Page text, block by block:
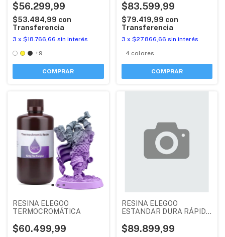
$56.299,99
$53.484,99 con
Transferencia
3 x $18.766,66 sin interés
+9
COMPRAR
$83.599,99
$79.419,99 con
Transferencia
3 x $27.866,66 sin interés
4 colores
COMPRAR
RESINA ELEGOO
TERMOCROMÁTICA
$60.499,99
RESINA ELEGOO
ESTANDAR DURA RÁPIDA
$89.899,99